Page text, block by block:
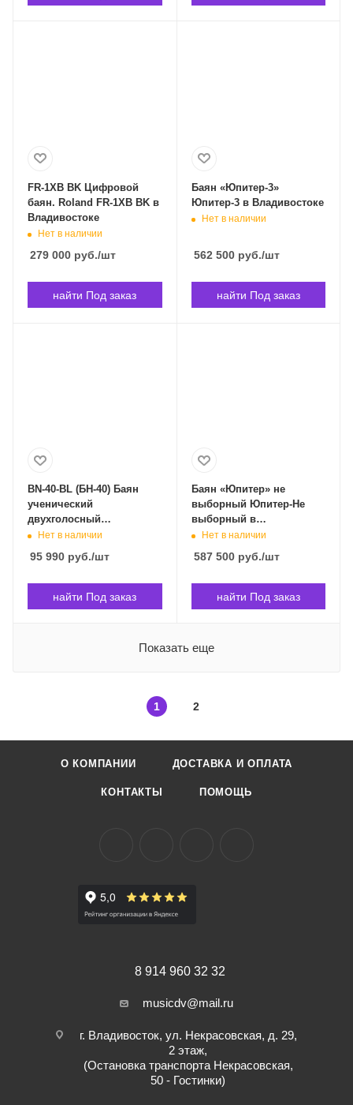
FR-1XB BK Цифровой
баян. Roland FR-1XB BK в
Владивостоке
Нет в наличии
279 000 руб./шт
найти Под заказ
Баян «Юпитер-3»
Юпитер-3 в Владивостоке
Нет в наличии
562 500руб./шт
найти Под заказ
BN-40-BL (БН-40) Баян
ученический
двухголосный
Этюд-205М2, 55х100-II,
BN-40-BL в Владивостоке
Нет в наличии
95 990 руб./шт
найти Под заказ
Баян «Юпитер» не
выборный Юпитер-Не
выборный в
Владивостоке
Нет в наличии
587 500руб./шт
найти Под заказ
Показать еще
1 2
О КОМПАНИИ ДОСТАВКА И ОПЛАТА
КОНТАКТЫ ПОМОЩЬ
8 914 960 32 32
musicdv@mail.ru
г. Владивосток, ул. Некрасовская, д. 29,
2 этаж,
(Остановка транспорта Некрасовская,
50 - Гостинки)